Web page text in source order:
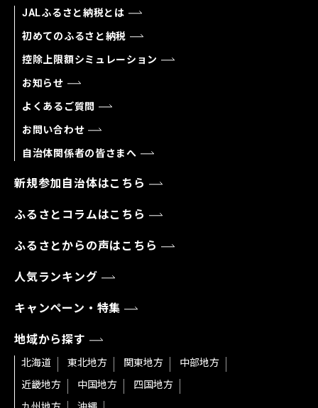
JALふるさと納税とは
初めてのふるさと納税
控除上限額シミュレーション
お知らせ
よくあるご質問
お問い合わせ
自治体関係者の皆さまへ
新規参加自治体はこちら
ふるさとコラムはこちら
ふるさとからの声はこちら
人気ランキング
キャンペーン・特集
地域から探す
北海道 東北地方 関東地方
中部地方
近畿地方
中国地方
四国地方